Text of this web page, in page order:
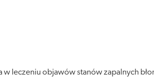
w leczeniu objawów stanów zapalnych